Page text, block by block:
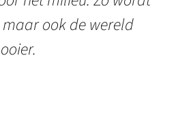
ook de wereld